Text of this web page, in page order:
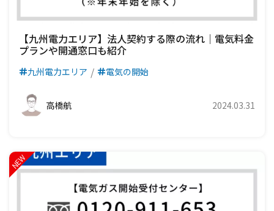
【九州電力エリア】法人契約する際の流れ｜電気料金
プランや開通窓口も紹介
九州電力エリア 電気の開始
高橋航 2024.03.31